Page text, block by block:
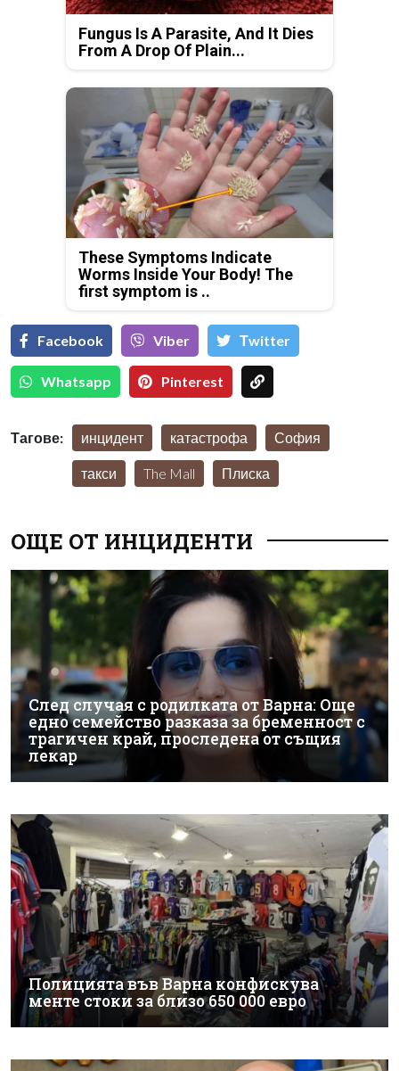
Fungus Is A Parasite, And It Dies
From A Drop Of Plain...
These Symptoms Indicate
Worms Inside Your Body! The
first symptom is ..
Facebook Viber Тwitter
Whatsapp Pinterest
Тагове: инцидент катастрофа София
такси The Mall Плиска
ОЩЕ ОТ ИНЦИДЕНТИ
След случая с родилката от Варна: Още
едно семейство разказа за бременност с
трагичен край, проследена от същия
лекар
Полицията във Варна конфискува
менте стоки за близо 650 000 евро